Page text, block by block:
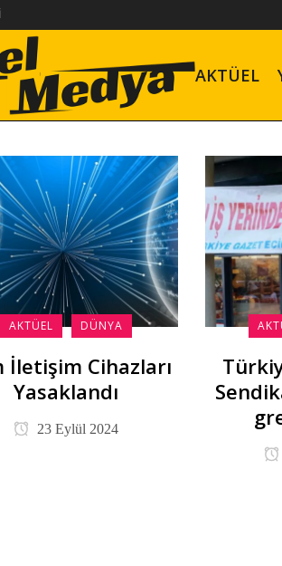
AKTÜEL
AKTÜEL DÜNYA
İletişim Cihazları
Yasaklandı
23 Eylül 2024